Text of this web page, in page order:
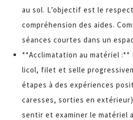
au sol. L’objectif est le
compréhension des aides.
séances courtes dans un
**Acclimatation au matériel :**
licol, filet et selle
étapes à des expériences
caresses, sorties en
sentir et examiner le matériel